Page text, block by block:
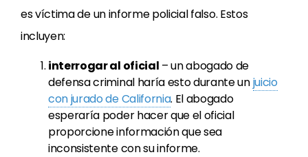
es víctima de un informe policial falso. Estos
incluyen:
interrogar al oficial – un abogado de
defensa criminal haría esto durante unjuicio
con jurado de California. El abogado
esperaría poder hacer que el oficial
proporcione información que sea
inconsistente con su informe.